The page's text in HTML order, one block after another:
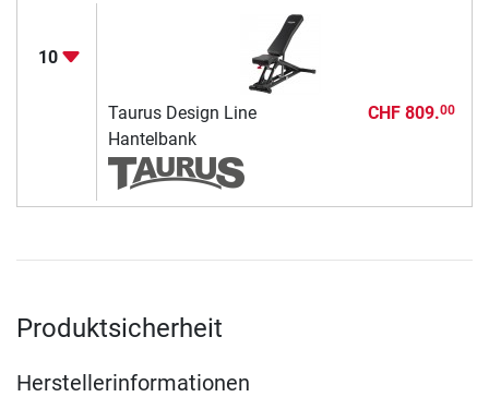
10
Taurus Design Line
Hantelbank
CHF 809.00
Produktsicherheit
Herstellerinformationen